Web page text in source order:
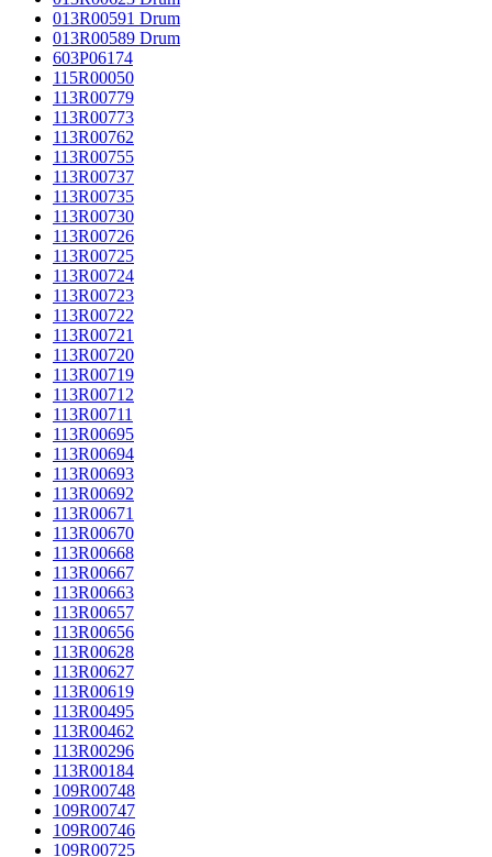
013R00591 Drum
013R00589 Drum
603P06174
115R00050
113R00779
113R00773
113R00762
113R00755
113R00737
113R00735
113R00730
113R00726
113R00725
113R00724
113R00723
113R00722
113R00721
113R00720
113R00719
113R00712
113R00711
113R00695
113R00694
113R00693
113R00692
113R00671
113R00670
113R00668
113R00667
113R00663
113R00657
113R00656
113R00628
113R00627
113R00619
113R00495
113R00462
113R00296
113R00184
109R00748
109R00747
109R00746
109R00725